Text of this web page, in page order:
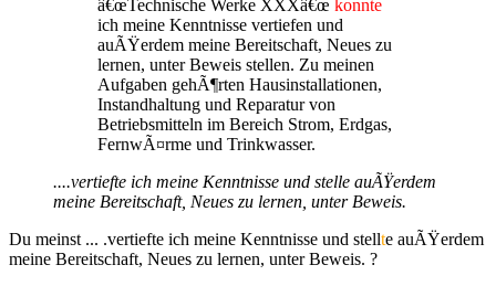
â€œTechnische Werke XXXâ€œ konnte
ich meine Kenntnisse vertiefen und
auÃŸerdem meine Bereitschaft, Neues zu
lernen, unter Beweis stellen. Zu meinen
Aufgaben gehÃ¶rten Hausinstallationen,
Instandhaltung und Reparatur von
Betriebsmitteln im Bereich Strom, Erdgas,
FernwÃ¤rme und Trinkwasser.
....vertiefte ich meine Kenntnisse und stelle auÃŸerdem
meine Bereitschaft, Neues zu lernen, unter Beweis.
Du meinst ... .vertiefte ich meine Kenntnisse und stellte auÃŸerdem
meine Bereitschaft, Neues zu lernen, unter Beweis. ?